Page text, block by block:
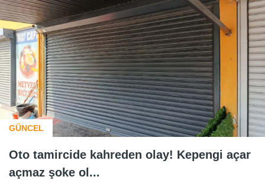
GÜNCEL
Oto tamircide kahreden olay! Kepengi açar
açmaz şoke ol...